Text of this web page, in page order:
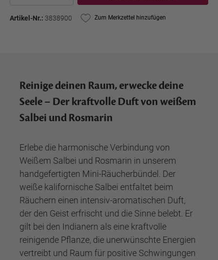
Artikel-Nr.: 3838900 Zum Merkzettel hinzufügen
Reinige deinen Raum, erwecke deine
Seele – Der kraftvolle Duft von weißem
Salbei und Rosmarin
Erlebe die harmonische Verbindung von
Weißem Salbei und Rosmarin in unserem
handgefertigten Mini-Räucherbündel. Der
weiße kalifornische Salbei entfaltet beim
Räuchern einen intensiv-aromatischen Duft,
der den Geist erfrischt und die Sinne belebt. Er
gilt bei den Indianern als eine kraftvolle
reinigende Pflanze, die unerwünschte Energien
vertreibt und Raum für positive Schwingungen